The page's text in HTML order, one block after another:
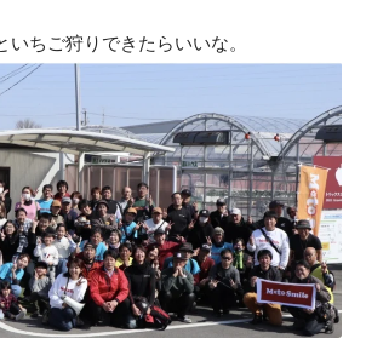
いちご狩りできたらいいな。